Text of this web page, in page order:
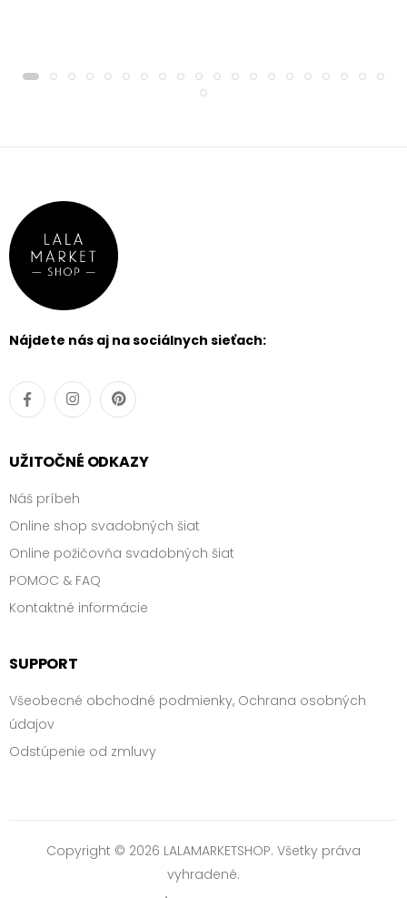
Nájdete nás aj na sociálnych sieťach:
UŽITOČNÉ ODKAZY
Náš príbeh
Online shop svadobných šiat
Online požičovňa svadobných šiat
POMOC & FAQ
Kontaktné informácie
SUPPORT
Všeobecné obchodné podmienky, Ochrana osobných
údajov
Odstúpenie od zmluvy
Copyright © 2026 LALAMARKETSHOP. Všetky práva
vyhradené.